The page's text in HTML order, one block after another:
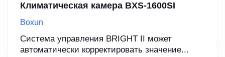
Климатическая камера BXS-1600SI
Boxun
Система управления BRIGHT II может
автоматически корректировать значение...